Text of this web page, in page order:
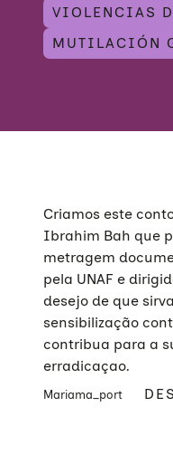
VIOLENCIAS
MUTILACIÓN
Criamos este
Ibrahim Bah que
metragem
pela UNAF e
desejo de que
sensibilização
contribua para a
erradicaçao.
Mariama_port